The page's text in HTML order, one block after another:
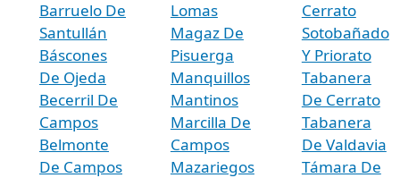
Barruelo De
Santullán
Báscones
De Ojeda
Becerril De
Campos
Belmonte
De Campos
Lomas
Magaz De
Pisuerga
Manquillos
Mantinos
Marcilla De
Campos
Mazariegos
Cerrato
Sotobañado
Y Priorato
Tabanera
De Cerrato
Tabanera
De Valdavia
Támara De